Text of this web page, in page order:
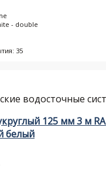
- double
35
водосточные
125 мм 3 м
белый